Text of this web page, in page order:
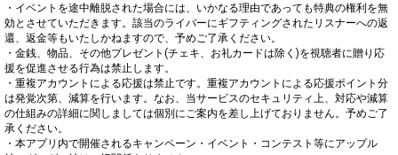
・イベントを途中離脱された場合には、いかなる理由であっても特典の権利を無
効とさせていただきます。該当のライバーにギフティングされたリスナーへの返
還、返金等もいたしかねますので、予めご了承ください。
・金銭、物品、その他プレゼント(チェキ、お礼カードは除く)を視聴者に贈り応
援を促進させる行為は禁止します。
・重複アカウントによる応援は禁止です。重複アカウントによる応援ポイント分
は発覚次第、減算を行います。なお、当サービスのセキュリティ上、対応や減算
の仕組みの詳細に関しましては個別にご案内を差し上げておりません。予めご了
承ください。
・本アプリ内で開催されるキャンペーン・イベント・コンテスト等にアップル